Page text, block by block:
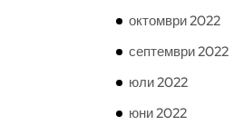
октомври 2022
септември 2022
юли 2022
юни 2022